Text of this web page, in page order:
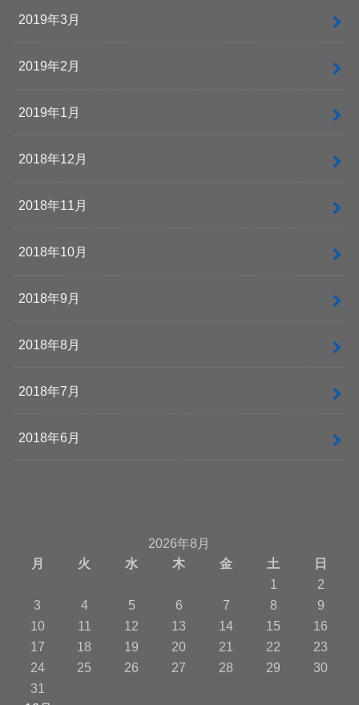
2019年3月
2019年2月
2019年1月
2018年12月
2018年11月
2018年10月
2018年9月
2018年8月
2018年7月
2018年6月
2026年8月
月
火 水 木 金 土
日
1
2
3
4 5 6 7 8
9
10
11 12 13 14 15
16
17
18 19 20 21 22
23
24
25 26 27 28 29
30
31